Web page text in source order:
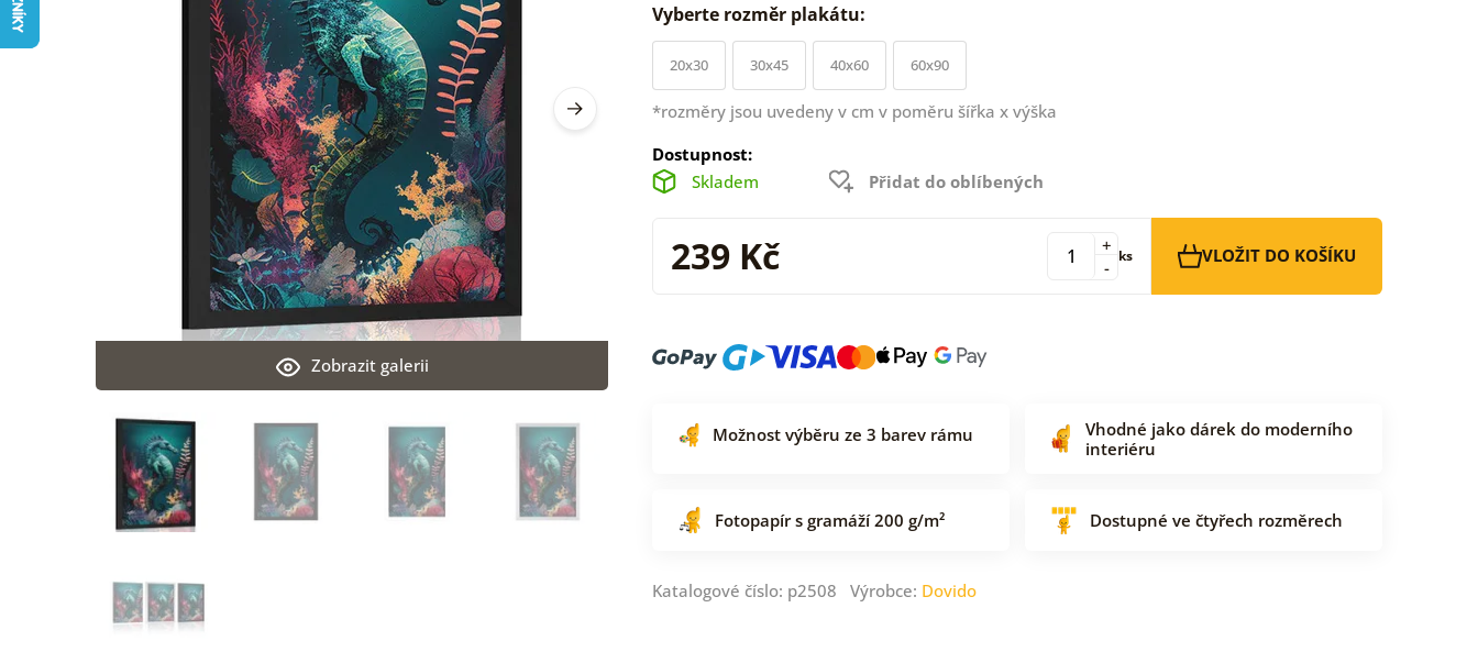
Zobrazit galerii
Vyberte rozměr plakátu:
20x30 30x45 40x60 60x90
*rozměry jsou uvedeny v cm v poměru šířka x výška
Dostupnost:
Skladem
Přidat do oblíbených
239 Kč -
+ ks VLOŽIT DO KOŠÍKU
Možnost výběru ze 3 barev rámu
Vhodné jako dárek do moderního
interiéru
Fotopapír s gramáží 200 g/m² Dostupné ve čtyřech rozměrech
Katalogové číslo: p2508 Výrobce: Dovido